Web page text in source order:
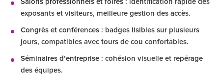
Salons professionnels et foires : identification rapide des
exposants et visiteurs, meilleure gestion des accès.
Congrès et conférences : badges lisibles sur plusieurs
jours, compatibles avec tours de cou confortables.
Séminaires d’entreprise : cohésion visuelle et repérage
des équipes.